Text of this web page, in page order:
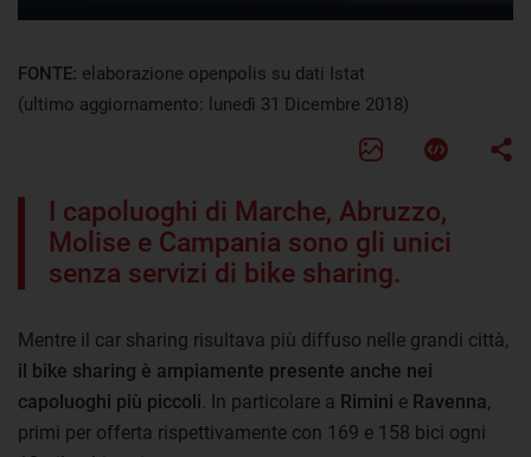
FONTE: elaborazione openpolis su dati Istat
(ultimo aggiornamento: lunedì 31 Dicembre 2018)
I capoluoghi di Marche, Abruzzo,
Molise e Campania sono gli unici
senza servizi di bike sharing.
Mentre il car sharing risultava più diffuso nelle grandi città,
il bike sharing è ampiamente presente anche nei
capoluoghi più piccoli . In particolare a Rimini e Ravenna,
primi per offerta rispettivamente con 169 e 158 bici ogni